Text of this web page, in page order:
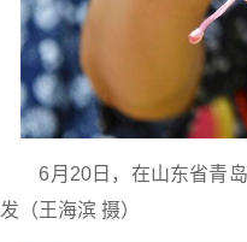
6月20日，在山东省青
发（王海滨 摄）